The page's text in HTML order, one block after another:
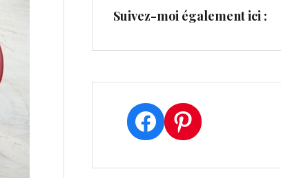
Suivez-moi également ici :
Facebook
Pinterest